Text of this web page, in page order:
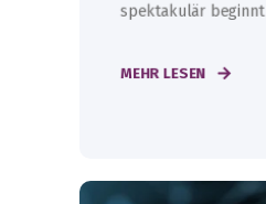
spektakulär beginnt
MEHR LESEN